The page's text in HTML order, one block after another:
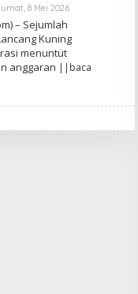
8 Mei 2026O
H
N
A
A
R
– Sejumlah
Kuning
menuntut
anggaran ||baca